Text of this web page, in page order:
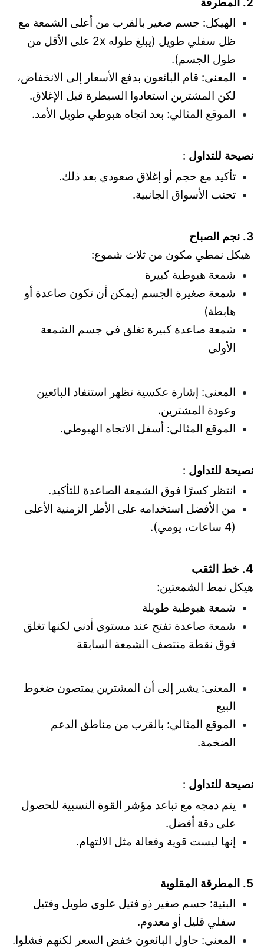
الهيكل: جسم صغير بالقرب من أعلى الشمعة مع
ظل سفلي طويل (يبلغ طوله 2x على الأقل من
طول الجسم).
المعنى: قام البائعون بدفع الأسعار إلى الانخفاض،
لكن المشترين استعادوا السيطرة قبل الإغلاق.
الموقع المثالي: بعد اتجاه هبوطي طويل الأمد.
نصيحة للتداول :
تأكيد مع حجم أو إغلاق صعودي بعد ذلك.
تجنب الأسواق الجانبية.
3. نجم الصباح
هيكل نمطي مكون من ثلاث شموع:
شمعة هبوطية كبيرة
شمعة صغيرة الجسم (يمكن أن تكون صاعدة أو
هابطة)
شمعة صاعدة كبيرة تغلق في جسم الشمعة
الأولى
المعنى: إشارة عكسية تظهر استنفاد البائعين
وعودة المشترين.
الموقع المثالي: أسفل الاتجاه الهبوطي.
نصيحة للتداول :
انتظر كسرًا فوق الشمعة الصاعدة للتأكيد.
من الأفضل استخدامه على الأطر الزمنية الأعلى
(4 ساعات، يومي).
4. خط الثقب
هيكل نمط الشمعتين:
شمعة هبوطية طويلة
شمعة صاعدة تفتح عند مستوى أدنى لكنها تغلق
فوق نقطة منتصف الشمعة السابقة
المعنى: يشير إلى أن المشترين يمتصون ضغوط
البيع
الموقع المثالي: بالقرب من مناطق الدعم
الضخمة.
نصيحة للتداول :
يتم دمجه مع تباعد مؤشر القوة النسبية للحصول
على دقة أفضل.
إنها ليست قوية وفعالة مثل الالتهام.
5. المطرقة المقلوبة
البنية: جسم صغير ذو فتيل علوي طويل وفتيل
سفلي قليل أو معدوم.
المعنى: حاول البائعون خفض السعر لكنهم فشلوا.